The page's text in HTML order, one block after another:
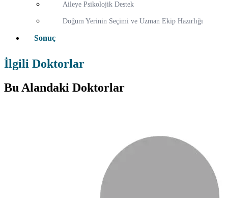
Aileye Psikolojik Destek
Doğum Yerinin Seçimi ve Uzman Ekip Hazırlığı
Sonuç
İlgili Doktorlar
Bu Alandaki Doktorlar